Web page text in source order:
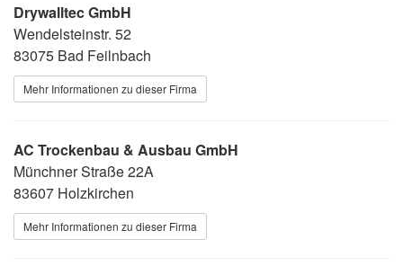
Drywalltec GmbH
Wendelsteinstr. 52
83075 Bad Feilnbach
Mehr Informationen zu dieser Firma
AC Trockenbau & Ausbau GmbH
Münchner Straße 22A
83607 Holzkirchen
Mehr Informationen zu dieser Firma